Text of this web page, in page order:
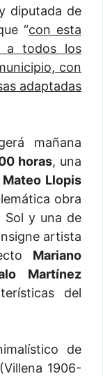
diputada de
“con esta
a todos los
con
adaptadas
mañana
horas, una
Mateo Llopis
obra
Sol y una de
artista
Mariano
Martínez
del
de
(Villena 1906-